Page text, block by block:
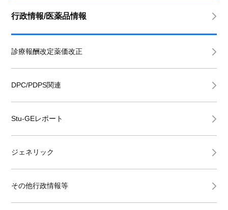
行政情報/医薬品情報
診療報酬改定薬価改正
DPC/PDPS関連
Stu-GEレポート
ジェネリック
その他行政情報等